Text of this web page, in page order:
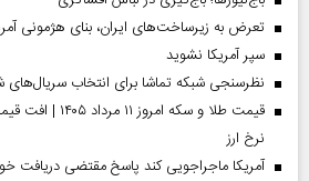
تعرض به زیرساخت‌های ایران، بنای هژمونی
سپر آمریکا نشوید
نظرسنجی شبکه تماشا برای انتخاب
قیمت طلا و سکه
نرخ ارز
آمریکا ماجراجویی کند پاسخ مقتضی دریافت